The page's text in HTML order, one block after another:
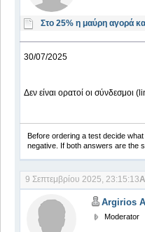
Στο 25% η μαύρη αγορά
30/07/2025
Δεν είναι ορατοί οι σύνδεσμοι
Before ordering a test decide
negative. If both answers are the
9 Σεπτεμβρίου 2025, 23:15:13
Argirios
Moderator